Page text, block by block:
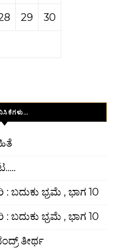
29 30
: ಬದುಕು ಭ್ರಮೆ , ಭಾಗ 10
: ಬದುಕು ಭ್ರಮೆ , ಭಾಗ 10
ತೀರ್ಥ